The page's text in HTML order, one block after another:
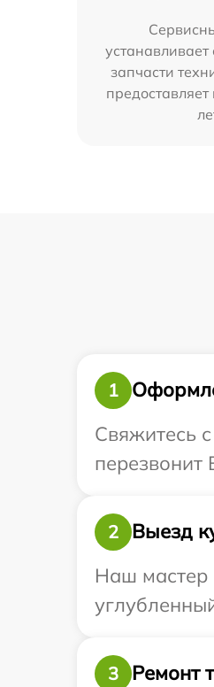
запчасти
1
Свяжитесь
перезвонит
2
Выезд
Наш мастер
3
Ремонт